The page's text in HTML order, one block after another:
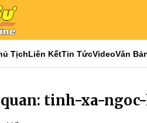
TịchLiên KếtTin TứcVideoVăn
tinh-xa-